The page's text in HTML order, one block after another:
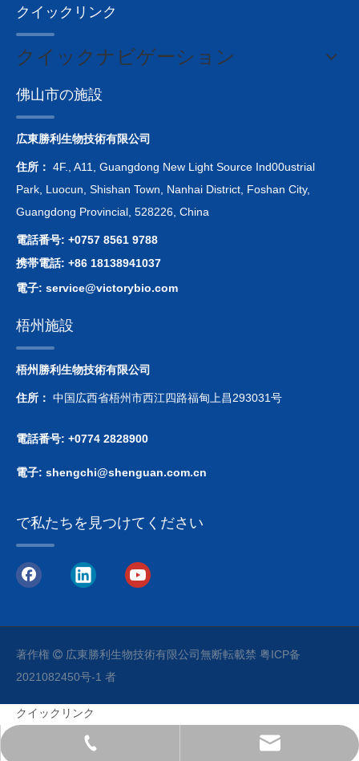
クイックリンク
クイックナビゲーション
佛山市の施設
広東勝利生物技術有限公司
住所： 4F., A11, Guangdong New Light Source Ind00ustrial
Park, Luocun, Shishan Town, Nanhai District, Foshan City,
Guangdong Provincial, 528226, China
電話番号: +0757 8561 9788
携帯電話: +86 18138941037
電子: service@victorybio.com
梧州施設
梧州勝利生物技術有限公司
住所： 中国広西省梧州市西江四路福甸上昌293031号
電話番号: +0774 2828900
電子: shengchi@shenguan.com.cn
で私たちを見つけてください
著作権  広東勝利生物技術有限公司無断転載禁 粤ICP备
2021082450号-1 者
クイックリンク